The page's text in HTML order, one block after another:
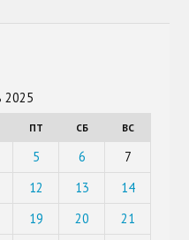
2025
ПТ СБ ВС
5 6
7
12 13
14
19 20
21